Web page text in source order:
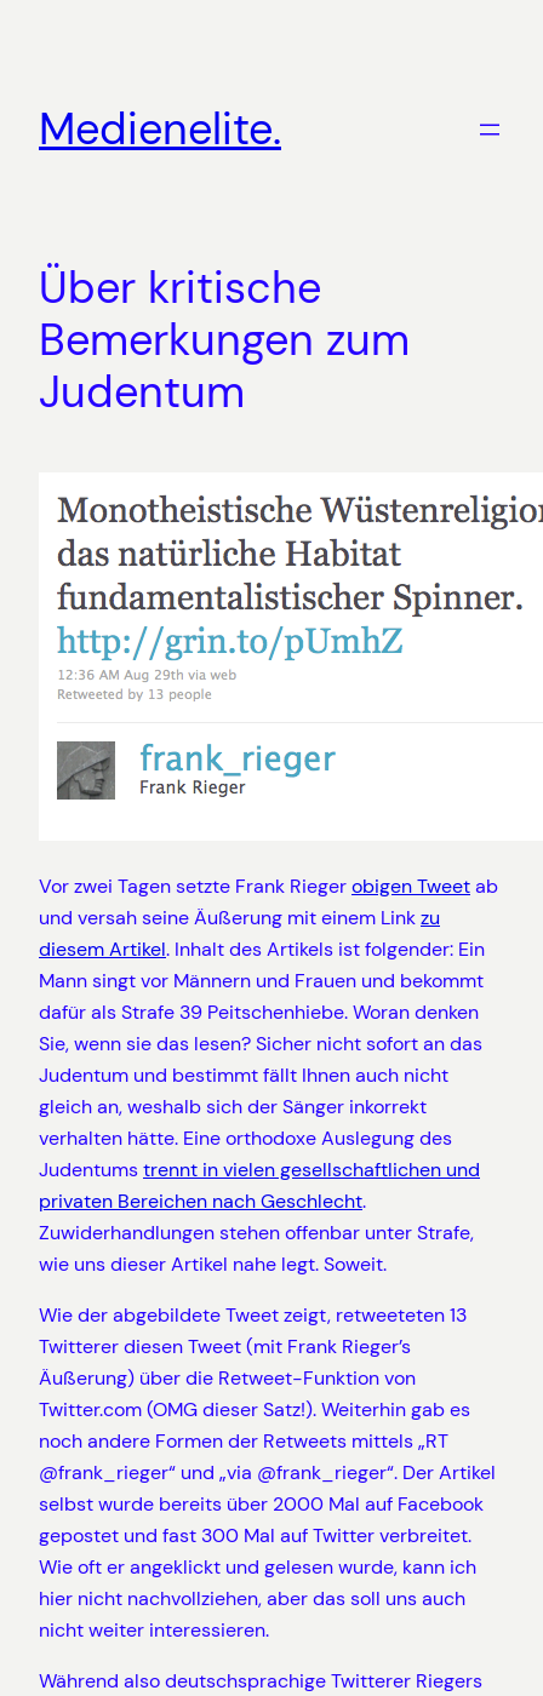
Medienelite.
Über kritische
Bemerkungen zum
Judentum
Vor zwei Tagen setzte Frank Riegerobigen Tweetab
und versah seine Äußerung mit einem Linkzu
diesem Artikel. Inhalt des Artikels ist folgender: Ein
Mann singt vor Männern und Frauen und bekommt
dafür als Strafe 39 Peitschenhiebe. Woran denken
Sie, wenn sie das lesen? Sicher nicht sofort an das
Judentum und bestimmt fällt Ihnen auch nicht
gleich an, weshalb sich der Sänger inkorrekt
verhalten hätte. Eine orthodoxe Auslegung des
Judentumstrennt in vielen gesellschaftlichen und
privaten Bereichen nach Geschlecht.
Zuwiderhandlungen stehen offenbar unter Strafe,
wie uns dieser Artikel nahe legt. Soweit.
Wie der abgebildete Tweet zeigt, retweeteten 13
Twitterer diesen Tweet (mit Frank Rieger’s
Äußerung) über die Retweet-Funktion von
Twitter.com (OMG dieser Satz!). Weiterhin gab es
noch andere Formen der Retweets mittels „RT
@frank_rieger“ und „via @frank_rieger“. Der Artikel
selbst wurde bereits über 2000 Mal auf Facebook
gepostet und fast 300 Mal auf Twitter verbreitet.
Wie oft er angeklickt und gelesen wurde, kann ich
hier nicht nachvollziehen, aber das soll uns auch
nicht weiter interessieren.
Während also deutschsprachige Twitterer Riegers